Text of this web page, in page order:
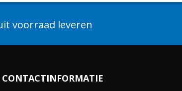
voorraad leveren
CONTACTINFORMATIE